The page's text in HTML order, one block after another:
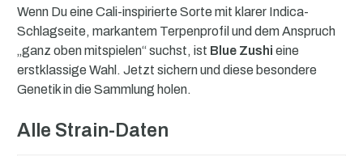
Wenn Du eine Cali-inspirierte Sorte mit klarer Indica-
Schlagseite, markantem Terpenprofil und dem Anspruch
„ganz oben mitspielen“ suchst, ist Blue Zushi eine
erstklassige Wahl. Jetzt sichern und diese besondere
Genetik in die Sammlung holen.
Alle Strain-Daten